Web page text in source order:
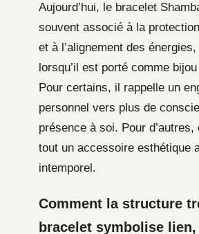
Aujourd’hui, le bracelet
souvent associé à la
et à l’alignement des
lorsqu’il est porté comme
Pour certains, il rappelle un
personnel vers plus de
présence à soi. Pour d’autres,
tout un accessoire esthétique
intemporel.
Comment la structure
bracelet symbolise